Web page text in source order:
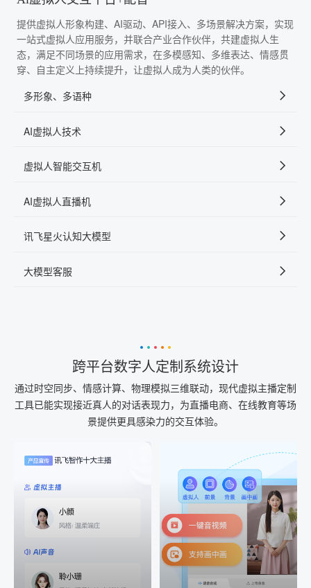
提供虚拟人形象构建、AI驱动、API接入、多场景解决方案，实现
一站式虚拟人应用服务，并联合产业合作伙伴，共建虚拟人生
态，满足不同场景的应用需求，在多模感知、多维表达、情感贯
穿、自主定义上持续提升，让虚拟人成为人类的伙伴。
多形象、多语种
AI虚拟人技术
虚拟人智能交互机
AI虚拟人直播机
讯飞星火认知大模型
大模型客服
跨平台数字人定制系统设计
通过时空同步、情感计算、物理模拟三维联动，现代虚拟主播定制
工具已能实现接近真人的对话表现力，为直播电商、在线教育等场
景提供更具感染力的交互体验。
AI配音
音视频一键生成
室"中输入文本或录音，一
出
AI+音频
配音一键生成
AI+音频：基于全球领先的
TTS能力打造的AI音频制作
工具，输入文本、选择发
音人即可一键生成专业音